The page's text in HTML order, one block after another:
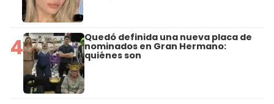
4 Quedó definida una nueva placa de
nominados en Gran Hermano:
quiénes son